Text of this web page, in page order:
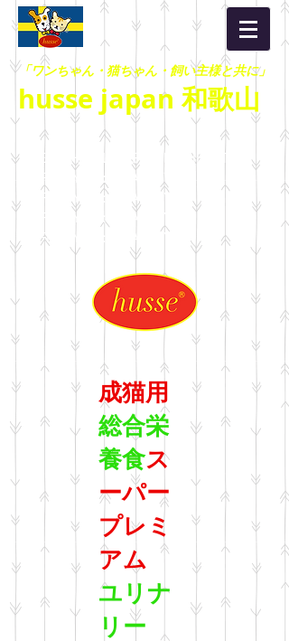
「ワンちゃん・猫ちゃん・飼い主様と共に」
husse japan 和歌山
HEALTHY LIFESTYLE：HEALTHY
LIFESTYLE：HEALTHY
LIFESTYLE：HEALTHY
LIFESTYLE：HEALTHY
LIFESTYLE：HEALTHY
成猫用
総合栄
養食ス
ーパー
プレミ
アム
ユリナ
リー